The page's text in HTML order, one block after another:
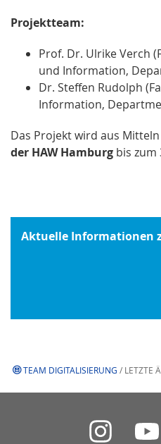
Projektteam:
Prof. Dr. Ulrike Verch
und Information,
Dr. Steffen Rudolph
Information,
Das Projekt wird aus
der HAW Hamburg bis zum
Aktuelle Informationen
TEAM DIGITALISIERUNG / LETZTE